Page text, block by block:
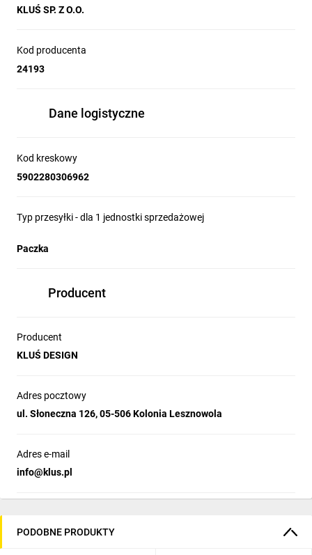
KLUŚ SP. Z O.O.
Kod producenta
24193
Dane logistyczne
Kod kreskowy
5902280306962
Typ przesyłki - dla 1 jednostki sprzedażowej
Paczka
Producent
Producent
KLUŚ DESIGN
Adres pocztowy
ul. Słoneczna 126, 05-506 Kolonia Lesznowola
Adres e-mail
info@klus.pl
PODOBNE PRODUKTY